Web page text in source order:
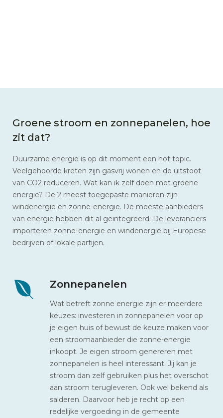
Groene stroom en zonnepanelen, hoe
zit dat?
Duurzame energie is op dit moment een hot topic.
Veelgehoorde kreten zijn gasvrij wonen en de uitstoot
van CO2 reduceren. Wat kan ik zelf doen met groene
energie? De 2 meest toegepaste manieren zijn
windenergie en zonne-energie. De meeste aanbieders
van energie hebben dit al geïntegreerd. De leveranciers
importeren zonne-energie en windenergie bij Europese
bedrijven of lokale partijen.
Zonnepanelen
Wat betreft zonne energie zijn er meerdere
keuzes: investeren in zonnepanelen voor op
je eigen huis of bewust de keuze maken voor
een stroomaanbieder die zonne-energie
inkoopt. Je eigen stroom genereren met
zonnepanelen is heel interessant. Jij kan je
stroom dan zelf gebruiken plus het overschot
aan stroom terugleveren. Ook wel bekend als
salderen. Daarvoor heb je recht op een
redelijke vergoeding in de gemeente